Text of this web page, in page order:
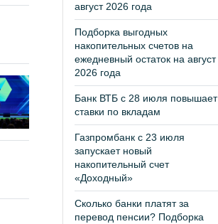
август 2026 года
Подборка выгодных
накопительных счетов на
ежедневный остаток на август
2026 года
Банк ВТБ с 28 июля повышает
ставки по вкладам
Газпромбанк с 23 июля
запускает новый
накопительный счет
«Доходный»
Сколько банки платят за
перевод пенсии? Подборка